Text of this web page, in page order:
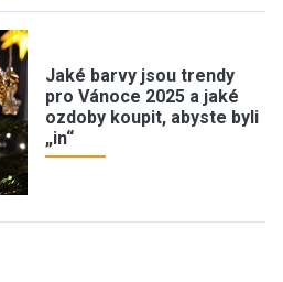
Jaké barvy jsou trendy
pro Vánoce 2025 a jaké
ozdoby koupit, abyste byli
„in“